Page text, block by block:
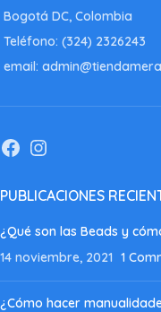
Bogotá DC, Colombia
Teléfono: (324) 2326243
email:
PUBLICACIONES
¿Qué son las Beads y
14 noviembre, 2021 1
¿Cómo hacer